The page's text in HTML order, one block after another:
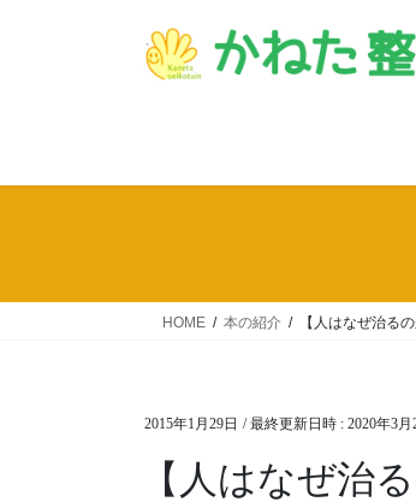
ス
ン
HOME 本の紹介 【人はなぜ治るの
2015年1月29日 / 最終更新日時 : 2020年3月
【人はなぜ治